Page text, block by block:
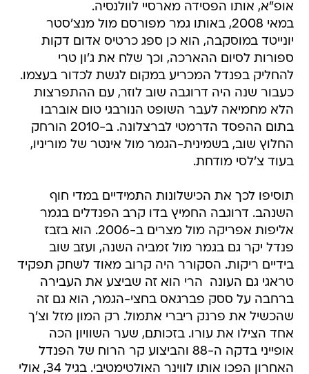
אופ"א, אותו הפסידה מארסיי לוולנסיה.
במאי 2008, באותו גמר מפורסם מול מנצ'סטר
יונייטד במוסקבה, הוא כן ספג כרטיס אדום דקות
ספורות לסיום ההארכה, וכך שלח את ג'ון טרי
להחליק בפנדל המכריע במקום לגשת לכדור בעצמו.
כעבור שנה היה דרוגבה שוב לוזר, עם ההתפרצות
הלא מחמיאה לעבר השופט הנורבגי טום אוברבו
בתום ההפסד הדרמטי לברצלונה. ב-2010 הורחק
החלוץ שוב, בשמינית-הגמר מול אינטר של מוריניו,
בעוד צ'לסי מודחת.
תוסיפו לכך את הכישלונות התמידיים במדי חוף
השנהב. דרוגבה החמיץ בדו קרב הפנדלים בגמר
אליפות אפריקה מול מצרים ב-2006. הוא בזבז
פנדל יקר גם בגמר מול זמביה השנה, ועזב שוב
בידיים ריקות. הסקורר היה קרוב מאוד לשחק תפקיד
טראגי גם העונה  הרי הוא זה שביצע את העבירה
ברחבה על ססק פברגאס בחצי-הגמר, הוא גם זה
שהכשיל את פרנק ריברי אתמול. רק המון מזל וצ'ך
אחד הצילו את עורו. בזכותם, שער השוויון הכה
אופייני בדקה ה-88 והביצוע קר הרוח של הפנדל
האחרון הפכו אותו לווינר האולטימטיבי. בגיל 34, אולי